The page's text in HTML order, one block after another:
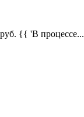
руб. {{ 'В